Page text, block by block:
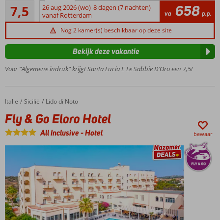
meter
van
het
Restaurant
gerechten
en
minidisco
kinderen
Gratis
7,5
4
beoordelingen
26 aug 2026 (wo) 8 dagen (7 nachten)
vanaf Rotterdam
va 658 p.p.
Nog 2 kamer(s) beschikbaar op deze site
Voor “Algemene indruk” krijgt Santa Lucia E Le Sabbie D’Oro een 7,5!
Bekijk deze vakantie
Home
Italië Sicilië Lido di Noto
Fly & Go Eloro Hotel
Fly & Go Eloro Hotel
All Inclusive-Hotel bewaar